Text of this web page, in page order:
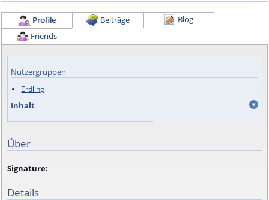
Profile Beiträge
Blog
Friends
Nutzergruppen
Erdling
Inhalt
Über
Signature:
Details